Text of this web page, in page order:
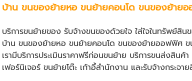
บ้าน ขนของย้ายหอ ขนย้ายคอนโด ขนของย้าย
บริการขนย้ายของ รับจ้างขนของด้วยใจ ใส่ใจในทรัพย์สิ
บ้าน ขนของย้ายหอ ขนย้ายคอนโด ขนของย้ายออฟฟิศ
เรามีบริการประเมินราคาฟรีก่อนขนย้าย บริการขนส่งสิน
เฟอร์นิเจอร์ ขนย้ายโต๊ะ เก้าอี้สำนักงาน และรับจ้างกระจา